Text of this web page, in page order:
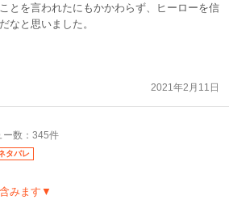
とを言われたにもかかわらず、ヒーローを信
なと思いました。
2021年2月11日
ー数：345件
タバレ
みます▼